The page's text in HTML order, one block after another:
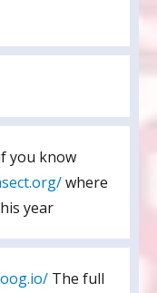
you know
where
year
The full